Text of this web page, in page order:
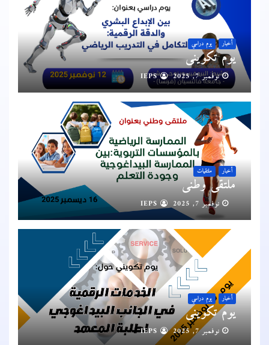
أخبار يوم دراسي
يوم تكويني
نوفمبر 7, 2025 IEPS
أخبار ملتقيات
ملتقى وطني
نوفمبر 7, 2025
أخبار يوم دراسي
يوم تكويني
نوفمبر 7, 2025